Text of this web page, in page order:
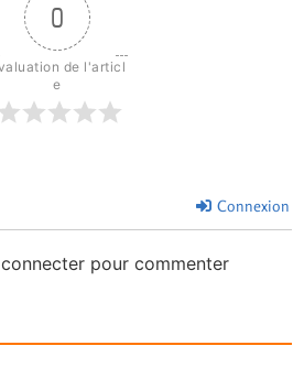
0
de l'articl
e
Connexion
pour commenter